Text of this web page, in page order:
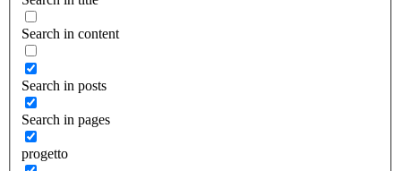
Search in content
Search in posts
Search in pages
progetto